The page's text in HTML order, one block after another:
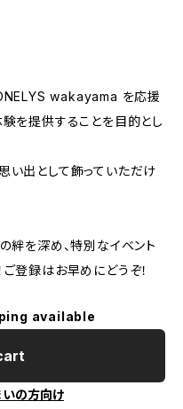
wakayama を応援
験を提供することを目的とし
い出として飾っていただけ
絆を深め、特別なイベント
登録はお早めにどうぞ！
available
の方向け